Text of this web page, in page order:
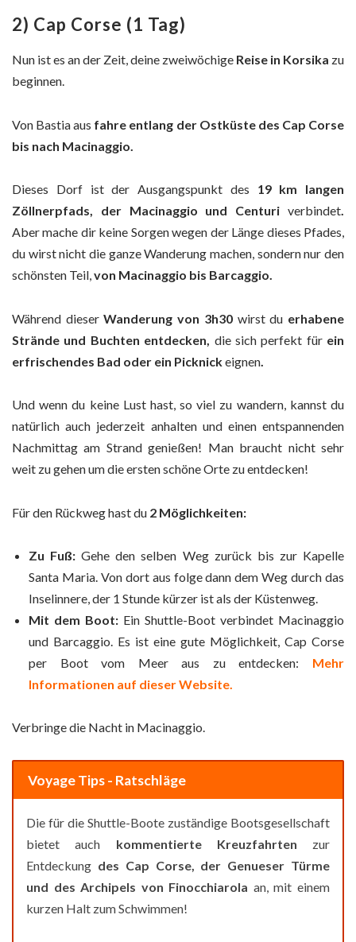
2) Cap Corse (1 Tag)
Nun ist es an der Zeit, deine zweiwöchige Reise in Korsika zu
beginnen.
Von Bastia aus fahre entlang der Ostküste des Cap Corse
bis nach Macinaggio.
Dieses Dorf ist der Ausgangspunkt des 19 km langen
Zöllnerpfads, derMacinaggio und Centuri verbindet.
Aber mache dir keine Sorgen wegen der Länge dieses Pfades,
du wirst nicht die ganze Wanderung machen, sondern nur den
schönsten Teil,von Macinaggio bis Barcaggio.
Während dieserWanderung von 3h30wirst du erhabene
Strände und Buchten entdecken, die sich perfekt für ein
erfrischendes Bad oder ein Picknickeignen
Und wenn du keine Lust hast, so viel zu wandern, kannst du
natürlich auch jederzeit anhalten und einen entspannenden
Nachmittag am Strand genießen! Man braucht nicht sehr
weit zu gehen um die ersten schöne Orte zu entdecken!
Für den Rückweg hast du 2 Möglichkeiten:
Zu Fuß: Gehe den selben Weg zurück bis zur Kapelle
Santa Maria. Von dort aus folge dann dem Weg durch das
Inselinnere, der 1 Stunde kürzer ist als der Küstenweg.
Mit dem Boot: Ein Shuttle-Boot verbindet Macinaggio
und Barcaggio. Es ist eine gute Möglichkeit, Cap Corse
per Boot vom Meer aus zu entdecken: Mehr
Informationen auf dieser Website.
Verbringe die Nacht in Macinaggio.
Voyage Tips - Ratschläge
Die für die Shuttle-Boote zuständige Bootsgesellschaft
bietet auch kommentierte Kreuzfahrten zur
Entdeckung des Cap Corse, der Genueser Türme
und des Archipels von Finocchiarola an, mit einem
kurzen Halt zum Schwimmen!